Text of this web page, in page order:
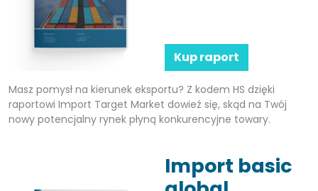
Kup raport
Masz pomysł na kierunek eksportu? Z kodem HS dzięki
raportowi Import Target Market dowieź się, skąd na Twój
nowy potencjalny rynek płyną konkurencyjne towary.
Import basic